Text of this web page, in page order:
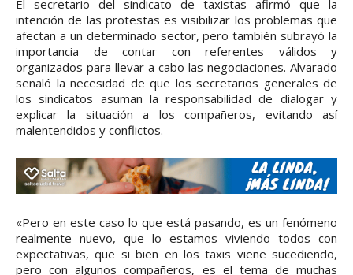
El secretario del sindicato de taxistas afirmó que la
intención de las protestas es visibilizar los problemas que
afectan a un determinado sector, pero también subrayó la
importancia de contar con referentes válidos y
organizados para llevar a cabo las negociaciones. Alvarado
señaló la necesidad de que los secretarios generales de
los sindicatos asuman la responsabilidad de dialogar y
explicar la situación a los compañeros, evitando así
malentendidos y conflictos.
«Pero en este caso lo que está pasando, es un fenómeno
realmente nuevo, que lo estamos viviendo todos con
expectativas, que si bien en los taxis viene sucediendo,
pero con algunos compañeros, es el tema de muchas